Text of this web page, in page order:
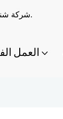
شركة شنتشن ديمينغ للألعاب المحدودة متخصصة في صناعة ألعاب مصممة حسب الطلب.
العمل